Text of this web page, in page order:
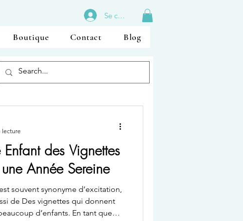
Se connecter
Boutique Contact Blog
des Vignettes
Année Sereine
de Des vignettes qui donnent
lecture